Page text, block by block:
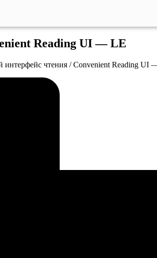
Reading UI — LE
интерфейс чтения / Convenient Reading UI